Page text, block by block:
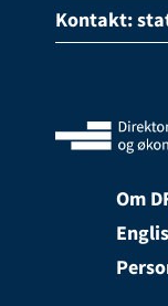
Kontakt:
Om